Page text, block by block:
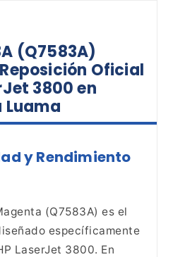
(Q7583A)
Oficial
3800 en
y Rendimiento
(Q7583A) es el
específicamente
LaserJet 3800. En